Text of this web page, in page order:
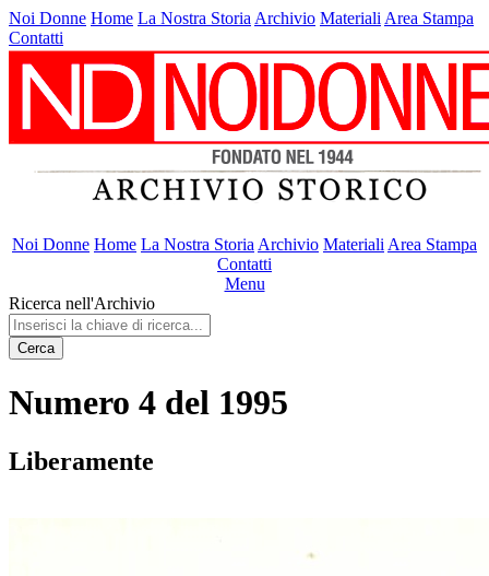
Noi Donne Home La Nostra Storia Archivio Materiali Area Stampa
Contatti
Noi Donne Home La Nostra Storia Archivio Materiali Area Stampa
Contatti
Menu
Ricerca nell'Archivio
Cerca
Numero 4 del 1995
Liberamente